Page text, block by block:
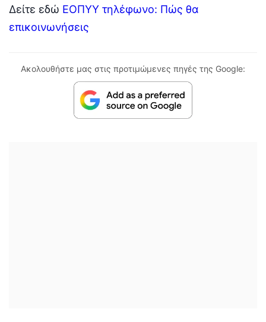
Δείτε εδώ ΕΟΠΥΥ τηλέφωνο: Πώς θα
επικοινωνήσεις
Ακολουθήστε μας στις προτιμώμενες πηγές της Google: